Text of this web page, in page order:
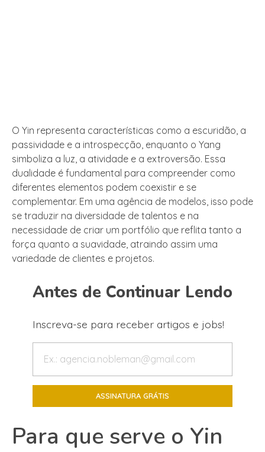
O Yin representa características como a escuridão, a
passividade e a introspecção, enquanto o Yang
simboliza a luz, a atividade e a extroversão. Essa
dualidade é fundamental para compreender como
diferentes elementos podem coexistir e se
complementar. Em uma agência de modelos, isso pode
se traduzir na diversidade de talentos e na
necessidade de criar um portfólio que reflita tanto a
força quanto a suavidade, atraindo assim uma
variedade de clientes e projetos.
Antes de Continuar Lendo
Inscreva-se para receber artigos e jobs!
Para que serve o Yin